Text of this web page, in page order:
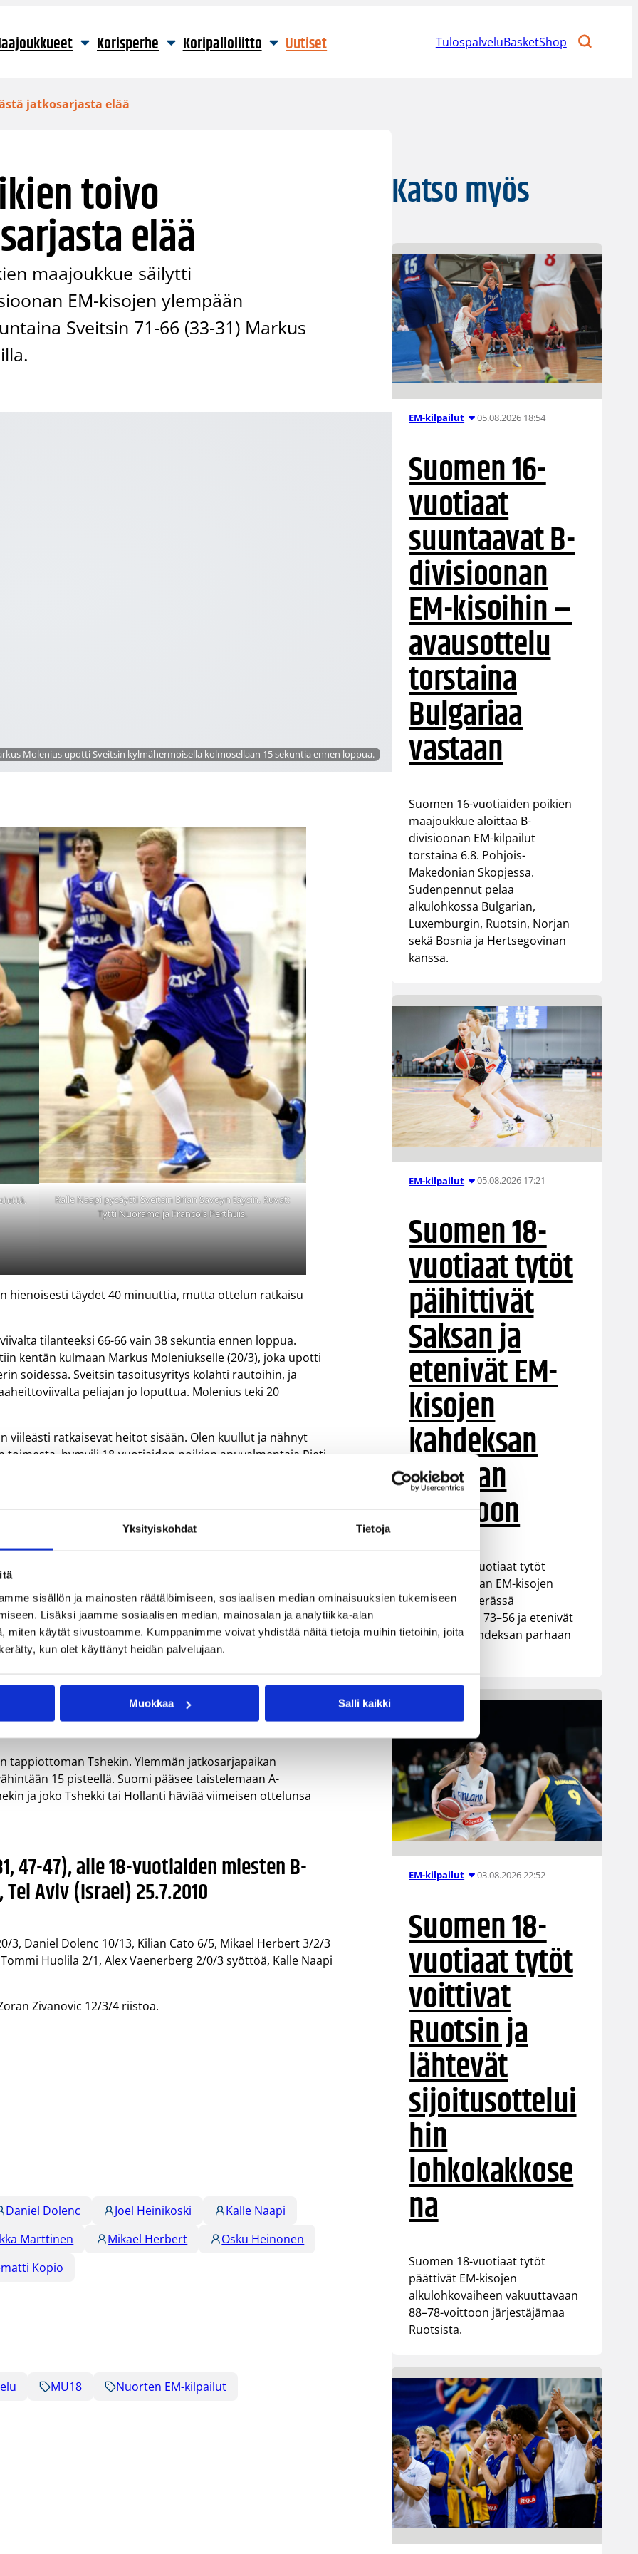
Yksityiskohdat Tietoja
sisällön ja mainosten räätälöimiseen, sosiaalisen median ominaisuuksien tukemiseen
Lisäksi jaamme sosiaalisen median, mainosalan ja analytiikka-alan
miten käytät sivustoamme. Kumppanimme voivat yhdistää näitä tietoja muihin tietoihin, joita
kun olet käyttänyt heidän palvelujaan.
Muokkaa Salli kaikki
Korisperhe Koripalloliitto Uutiset TulospalveluBasketShop
jatkosarjasta elää
toivo
elää
maajoukkue säilytti
EM-kisojen ylempään
Sveitsin 71-66 (33-31) Markus
Molenius upotti Sveitsin kylmähermoisella kolmosellaan 15 sekuntia ennen loppua.
Kalle Naapi pysäytti Sveitsin Brian Savoyn täysin. Kuvat:
Tytti Nuoramo ja Francois Perthuis.
hienoisesti täydet 40 minuuttia, mutta ottelun ratkaisu
tilanteeksi 66-66 vain 38 sekuntia ennen loppua.
kentän kulmaan Markus Moleniukselle (20/3), joka upotti
soidessa. Sveitsin tasoitusyritys kolahti rautoihin, ja
peliajan jo loputtua. Molenius teki 20
viileästi ratkaisevat heitot sisään. Olen kuullut ja nähnyt
hymyili 18-vuotiaiden poikien apuvalmentaja Pieti
Hollanti, jolle hävisimme avausottelumme.
puolustus oli oikein terävää – emme antaneet lainkaan
puolustamisessa. Lisäksi annamme vastustajalle liikaa
ylivoimahyökkäyksissä tai pistämme 2-1-tilanteissa
perässä.
Suomen parhaat pelaajat Sveitsiä vastaan olivat
Naapi (0/1).
ratkaisuja. Dolenc tuli jälleen kovaa levypalloihin, hänen
teki puolestaan huikeaa työtä Sveitsin ykkösskoraajan Brian
tappiottoman Tshekin. Ylemmän jatkosarjapaikan
15 pisteellä. Suomi pääsee taistelemaan A-
ja joko Tshekki tai Hollanti häviää viimeisen ottelunsa
47-47), alle 18-vuotiaiden miesten B-
Aviv (Israel) 25.7.2010
3, Daniel Dolenc 10/13, Kilian Cato 6/5, Mikael Herbert 3/2/3
Huolila 2/1, Alex Vaenerberg 2/0/3 syöttöä, Kalle Naapi
Zivanovic 12/3/4 riistoa.
Daniel Dolenc Joel Heinikoski
Kalle Naapi
Marttinen
Mikael Herbert
Osku Heinonen
Kopio
MU18 Nuorten EM-kilpailut
Katso myös
EM-kilpailut 05.08.2026 18:54
Suomen 16-
vuotiaat
suuntaavat B-
divisioonan
EM-kisoihin –
avausottelu
torstaina
Bulgariaa
vastaan
Suomen 16-vuotiaiden poikien
maajoukkue aloittaa B-
divisioonan EM-kilpailut
torstaina 6.8. Pohjois-
Makedonian Skopjessa.
Sudenpennut pelaa
alkulohkossa Bulgarian,
Luxemburgin, Ruotsin, Norjan
sekä Bosnia ja Hertsegovinan
kanssa.
EM-kilpailut 05.08.2026 17:21
Suomen 18-
vuotiaat tytöt
päihittivät
Saksan ja
etenivät EM-
kisojen
kahdeksan
parhaan
joukkoon
Suomen 18-vuotiaat tytöt
voittivat Saksan EM-kisojen
neljännesvälierässä
vakuuttavasti 73–56 ja etenivät
Euroopan kahdeksan parhaan
EM-kilpailut 03.08.2026 22:52
Suomen 18-
vuotiaat tytöt
voittivat
Ruotsin ja
lähtevät
sijoitusottelui
hin
lohkokakkose
na
Suomen 18-vuotiaat tytöt
päättivät EM-kisojen
alkulohkovaiheen vakuuttavaan
88–78-voittoon järjestäjämaa
Ruotsista.